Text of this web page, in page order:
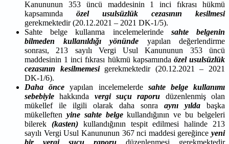
Kanununun 353 üncü maddesinin 1 inci fıkrası hükmü
kapsamında özel usulsüzlük cezasının kesilmesi
gerekmektedir (20.12.2021 – 2021 DK-1/5).
Sahte belge kullanma incelemelerinde sahte belgenin
bilmeden kullanıldığı yönünde yapılan değerlendirme
sonrası, 213 sayılı Vergi Usul Kanununun 353 üncü
maddesinin 1 inci fıkrası hükmü kapsamında özel usulsüzlük
cezasının kesilmemesigerekmektedir (20.12.2021 – 2021
DK-1/6).
Daha önce yapılan incelemelerde sahte belge kullanımı
sebebiyle hakkında vergi suçu raporu düzenlenmiş olan
mükellef ile ilgili olarak daha sonra aynı yılda başka
mükelleften yine sahte belgekullandığının ve bu belgeleri
bilerek (kasten)kullandığının tespit edilmesi halinde 213
sayılı Vergi Usul Kanununun 367 nci maddesi gereğince yeni
bir vergi suçu raporu düzenlenmesi gerekmektedir